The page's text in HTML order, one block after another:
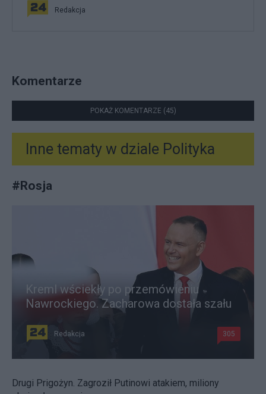
Redakcja
Komentarze
POKAŻ KOMENTARZE (45)
Inne tematy w dziale Polityka
#Rosja
Kreml wściekły po przemówieniu
Nawrockiego. Zacharowa dostała szału
Redakcja 305
Drugi Prigożyn. Zagroził Putinowi atakiem, miliony